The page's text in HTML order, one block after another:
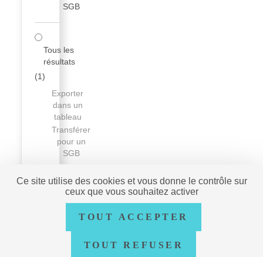
SGB
Tous les
résultats
(1)
Exporter
dans un
tableau
Transférer
pour un
SGB
Ce site utilise des cookies et vous donne le contrôle sur
ceux que vous souhaitez activer
TOUT ACCEPTER
TOUT REFUSER